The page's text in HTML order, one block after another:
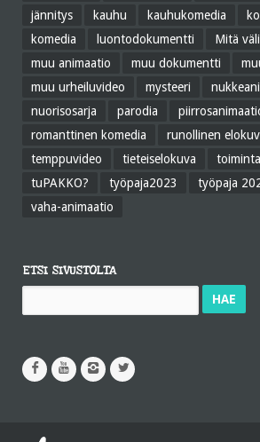
jännitys
kauhu kauhukomedia
komedia
luontodokumentti Mitä
muu animaatio
muu dokumentti
muu urheiluvideo
mysteeri
nuorisosarja
parodia
romanttinen komedia
runollinen
temppuvideo
tieteiselokuva toiminta
tuPAKKO?
työpaja2023 työpaja
vaha-animaatio
ETSI SIVUSTOLTA